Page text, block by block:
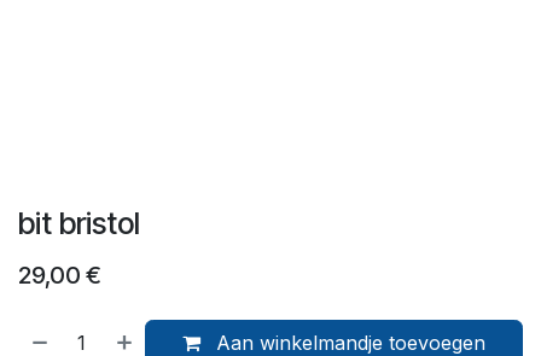
bit bristol
29,00 €
Aan winkelmandje toevoegen